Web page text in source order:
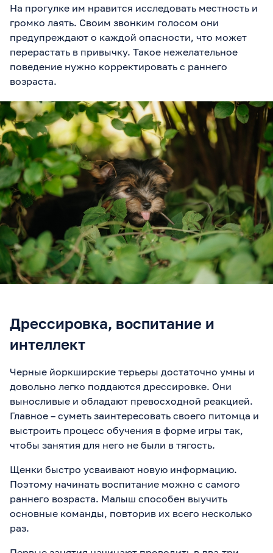
На прогулке им нравится исследовать местность и
громко лаять. Своим звонким голосом они
предупреждают о каждой опасности, что может
перерастать в привычку. Такое нежелательное
поведение нужно корректировать с раннего
возраста.
Дрессировка, воспитание и
интеллект
Черные йоркширские терьеры достаточно умны и
довольно легко поддаются дрессировке. Они
выносливые и обладают превосходной реакцией.
Главное – суметь заинтересовать своего питомца и
выстроить процесс обучения в форме игры так,
чтобы занятия для него не были в тягость.
Щенки быстро усваивают новую информацию.
Поэтому начинать воспитание можно с самого
раннего возраста. Малыш способен выучить
основные команды, повторив их всего несколько
раз.